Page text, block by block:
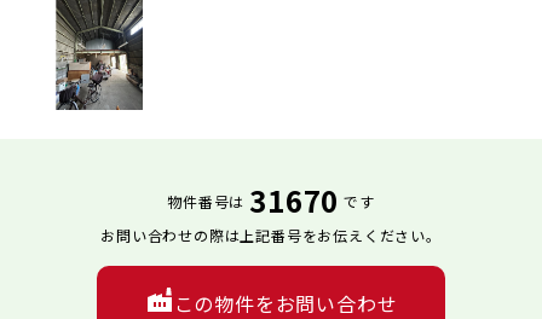
物件番号は 31670 です
お問い合わせの際は上記番号をお伝えください。
この物件をお問い合わせ